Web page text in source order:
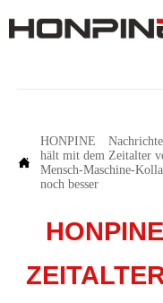

HONPINE
hält mit dem Zeitalter
Mensch-Maschine-
noch besser